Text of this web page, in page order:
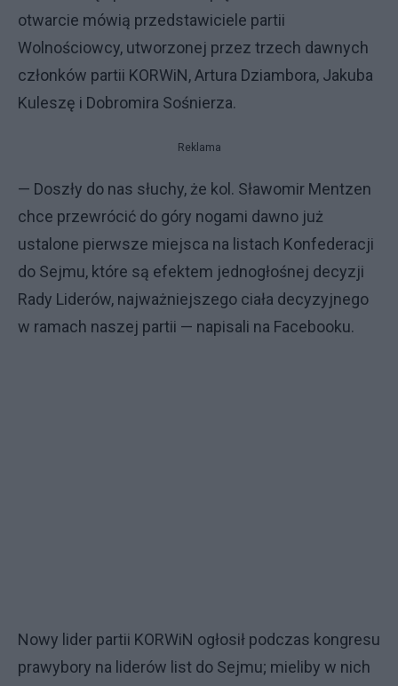
otwarcie mówią przedstawiciele partii
Wolnościowcy, utworzonej przez trzech dawnych
członków partii KORWiN, Artura Dziambora, Jakuba
Kuleszę i Dobromira Sośnierza.
Reklama
— Doszły do nas słuchy, że kol. Sławomir Mentzen
chce przewrócić do góry nogami dawno już
ustalone pierwsze miejsca na listach Konfederacji
do Sejmu, które są efektem jednogłośnej decyzji
Rady Liderów, najważniejszego ciała decyzyjnego
w ramach naszej partii — napisali na Facebooku.
Nowy lider partii KORWiN ogłosił podczas kongresu
prawybory na liderów list do Sejmu; mieliby w nich